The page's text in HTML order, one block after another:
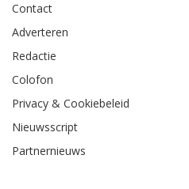
Contact
Adverteren
Redactie
Colofon
Privacy & Cookiebeleid
Nieuwsscript
Partnernieuws